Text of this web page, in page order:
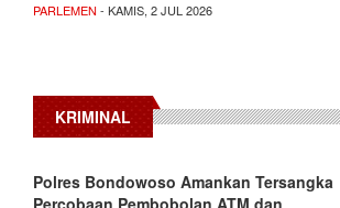
PARLEMEN - KAMIS, 2 JUL 2026
KRIMINAL
Polres Bondowoso Amankan Tersangka